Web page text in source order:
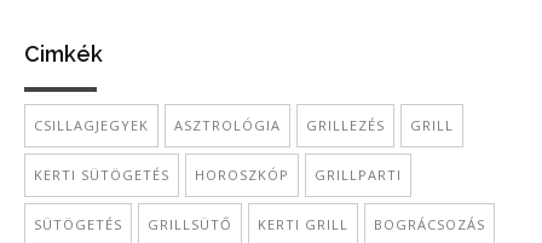
Cimkék
CSILLAGJEGYEK ASZTROLÓGIA GRILLEZÉS GRILL
KERTI SÜTÖGETÉS HOROSZKÓP GRILLPARTI
SÜTÖGETÉS GRILLSÜTŐ KERTI GRILL BOGRÁCSOZÁS